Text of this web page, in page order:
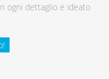
ogni dettaglio e ideato